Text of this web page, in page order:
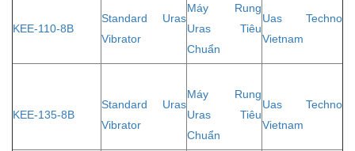
KEE-110-8B
Standard Uras
Vibrator
Máy Rung
Uras Tiêu
Chuẩn
Uas Techno
Vietnam
KEE-135-8B
Standard Uras
Vibrator
Máy Rung
Uras Tiêu
Chuẩn
Uas Techno
Vietnam